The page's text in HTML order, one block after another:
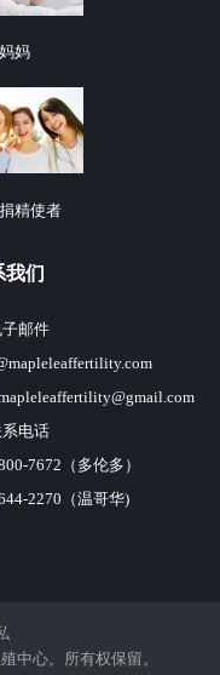
妈
精使者
我们
子邮件
电话
7672（多伦多）
2270（温哥华)
中心。所有权保留。